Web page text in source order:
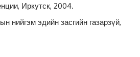
Иркутск, 2004.
нийгэм эдийн засгийн газарзүй,